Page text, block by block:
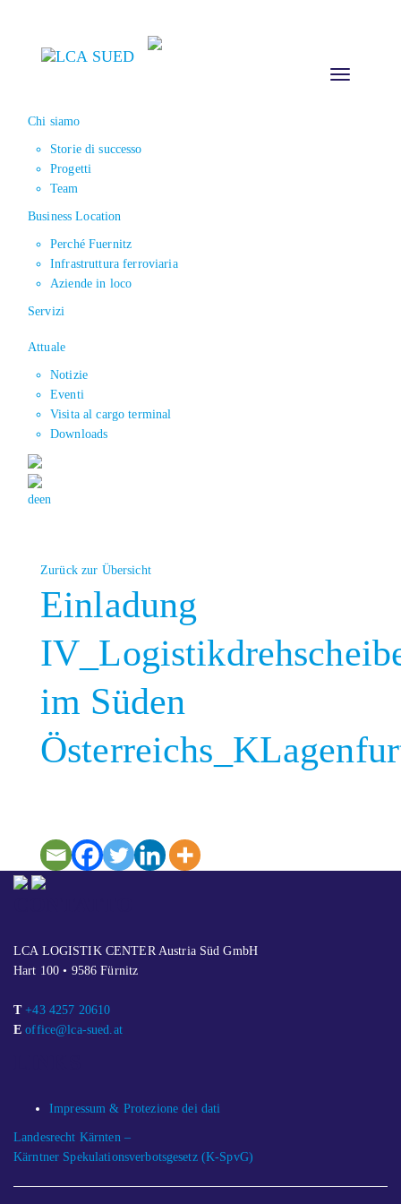
Toggle
Chi siamo
Storie di successo
Progetti
Team
Business Location
Perché Fuernitz
Infrastruttura ferroviaria
Aziende in loco
Servizi
Attuale
Notizie
Eventi
Visita al cargo terminal
Downloads
deen
Zurück zur Übersicht
Einladung
im Süden
LCA LOGISTIK CENTER Austria Süd GmbH
Hart 100 • 9586 Fürnitz
T +43 4257 20610
E office@lca-sued.at
Impressum & Protezione dei dati
Landesrecht Kärnten –
Kärntner Spekulationsverbotsgesetz (K-SpvG)